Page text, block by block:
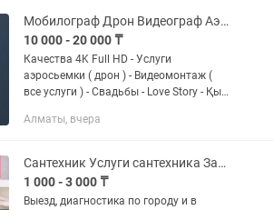
Мобилограф Дрон Видеограф Аэросьемка Фотограф
10 000 - 20 000 ₸
Качества 4K Full HD - Услуги
аэросьемки ( дрон ) - Видеомонтаж (
все услуги ) - Свадьбы - Love Story - Қыз
Годик - Дни рождения - Юбилеи - Тұсау
Алматы, вчера
Сантехник Услуги сантехника Засор Прочистка канализации Тепловизор Утечка
1 000 - 3 000 ₸
Выезд, диагностика по городу и в